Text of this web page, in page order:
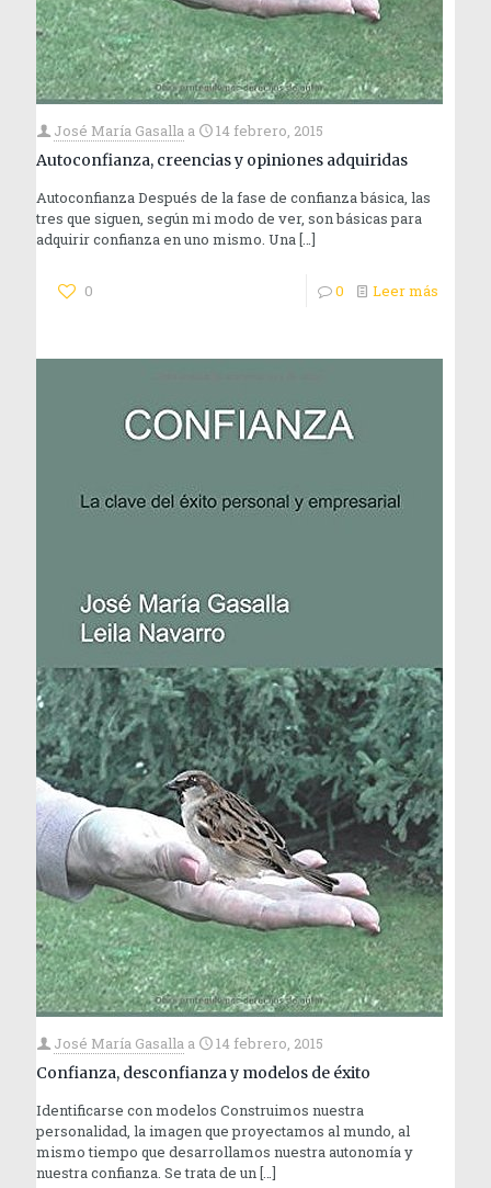
José María Gasalla a
14 febrero, 2015
Autoconfianza, creencias y opiniones adquiridas
Autoconfianza Después de la fase de confianza básica, las
tres que siguen, según mi modo de ver, son básicas para
adquirir confianza en uno mismo. Una[…]
0 0 Leer más
José María Gasalla a
14 febrero, 2015
Confianza, desconfianza y modelos de éxito
Identificarse con modelos Construimos nuestra
personalidad, la imagen que proyectamos al mundo, al
mismo tiempo que desarrollamos nuestra autonomía y
nuestra confianza. Se trata de un[…]